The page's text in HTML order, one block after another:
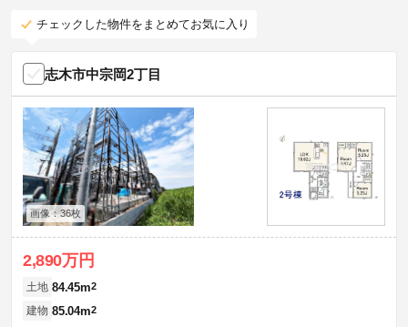
チェックした物件をまとめてお気に入り
志木市中宗岡2丁目
画像：36枚
2,890万円
土地 84.45m2
建物 85.04m2